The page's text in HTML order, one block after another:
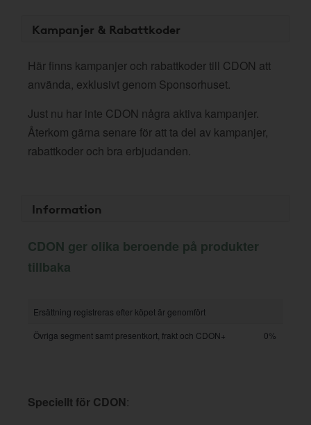
Kampanjer & Rabattkoder
Här finns kampanjer och rabattkoder till CDON att
använda, exklusivt genom Sponsorhuset.
Just nu har inte CDON några aktiva kampanjer.
Återkom gärna senare för att ta del av kampanjer,
rabattkoder och bra erbjudanden.
Information
CDON ger olika beroende på produkter
tillbaka
Ersättning registreras efter köpet är genomfört
Övriga segment samt presentkort, frakt och CDON+
0%
Speciellt för CDON: